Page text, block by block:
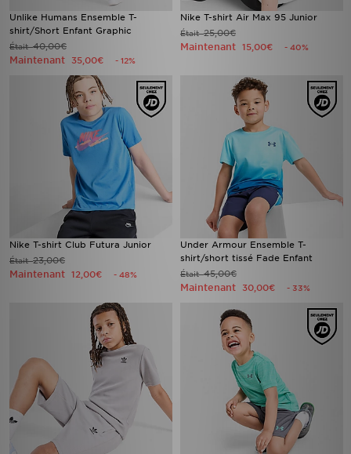
Unlike Humans Ensemble T-
shirt/Short Enfant Graphic
Était40,00€
Maintenant 35,00€ - 12%
Nike T-shirt Air Max 95 Junior
Était25,00€
Maintenant 15,00€ - 40%
Nike T-shirt Club Futura Junior
Était23,00€
Maintenant 12,00€ - 48%
Under Armour Ensemble T-
shirt/short tissé Fade Enfant
Était45,00€
Maintenant 30,00€ - 33%